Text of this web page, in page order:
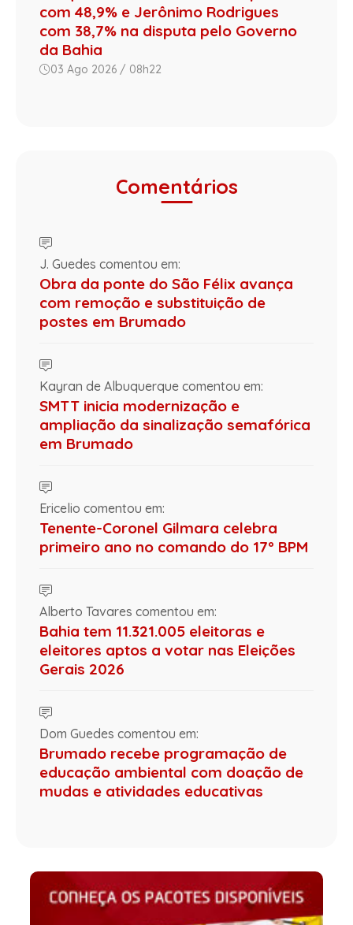
com 48,9% e Jerônimo Rodrigues
com 38,7% na disputa pelo Governo
da Bahia
03 Ago 2026 / 08h22
Comentários
J. Guedes comentou em:
Obra da ponte do São Félix avança
com remoção e substituição de
postes em Brumado
Kayran de Albuquerque comentou em:
SMTT inicia modernização e
ampliação da sinalização semafórica
em Brumado
Ericelio comentou em:
Tenente-Coronel Gilmara celebra
primeiro ano no comando do 17º BPM
Alberto Tavares comentou em:
Bahia tem 11.321.005 eleitoras e
eleitores aptos a votar nas Eleições
Gerais 2026
Dom Guedes comentou em:
Brumado recebe programação de
educação ambiental com doação de
mudas e atividades educativas